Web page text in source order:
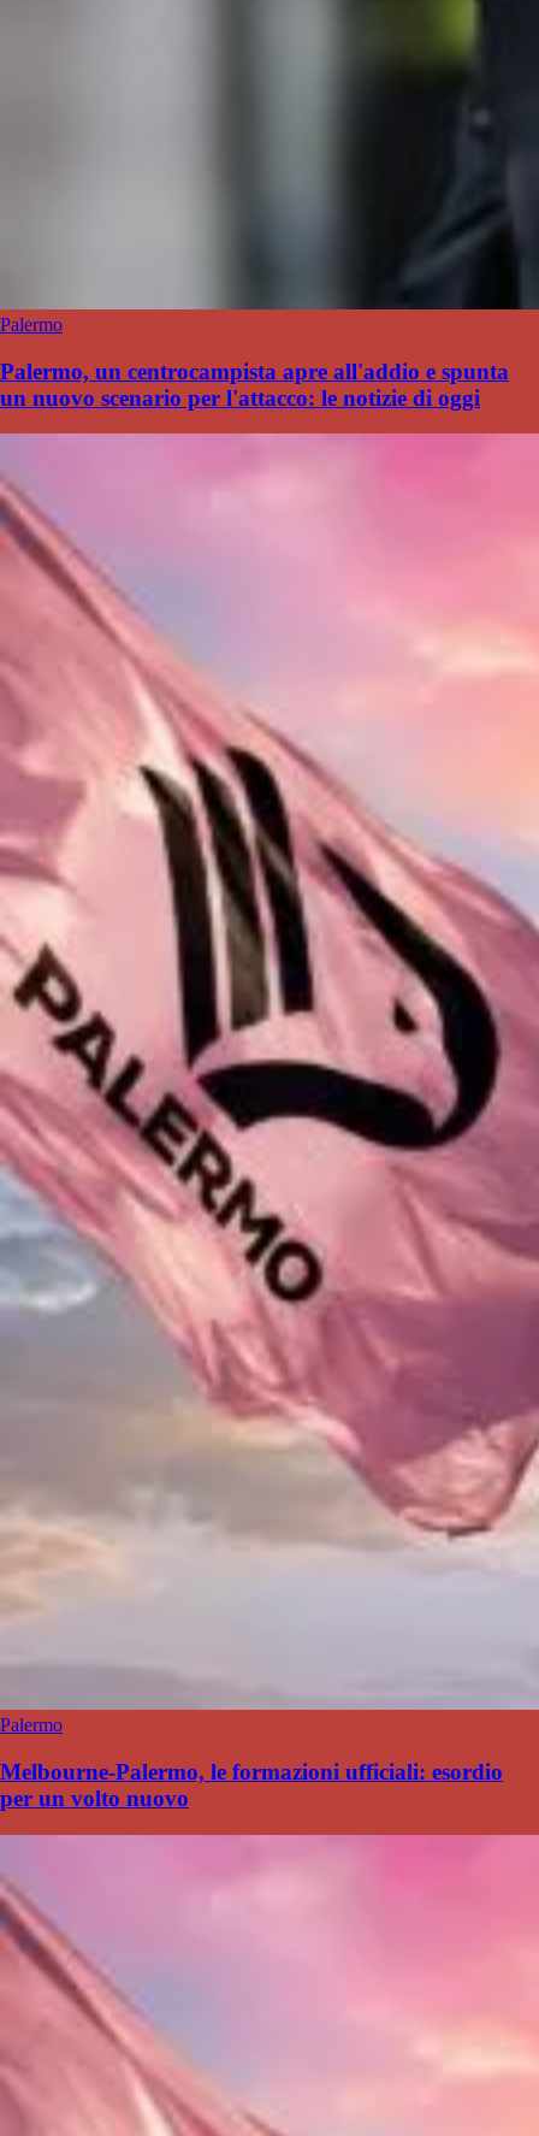
Palermo
Palermo, un centrocampista apre all'addio e spunta
un nuovo scenario per l'attacco: le notizie di oggi
Palermo
Melbourne-Palermo, le formazioni ufficiali: esordio
per un volto nuovo